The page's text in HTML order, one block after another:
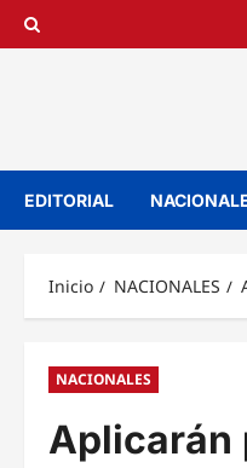
Saltar
EDITORIAL
Inicio NACIONALES
NACIONALES
Aplicarán